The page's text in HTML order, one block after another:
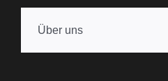
Über uns